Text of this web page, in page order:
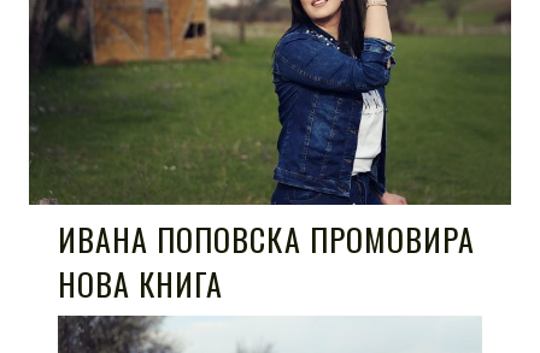
ИВАНА ПОПОВСКА ПРОМОВИРА
НОВА КНИГА